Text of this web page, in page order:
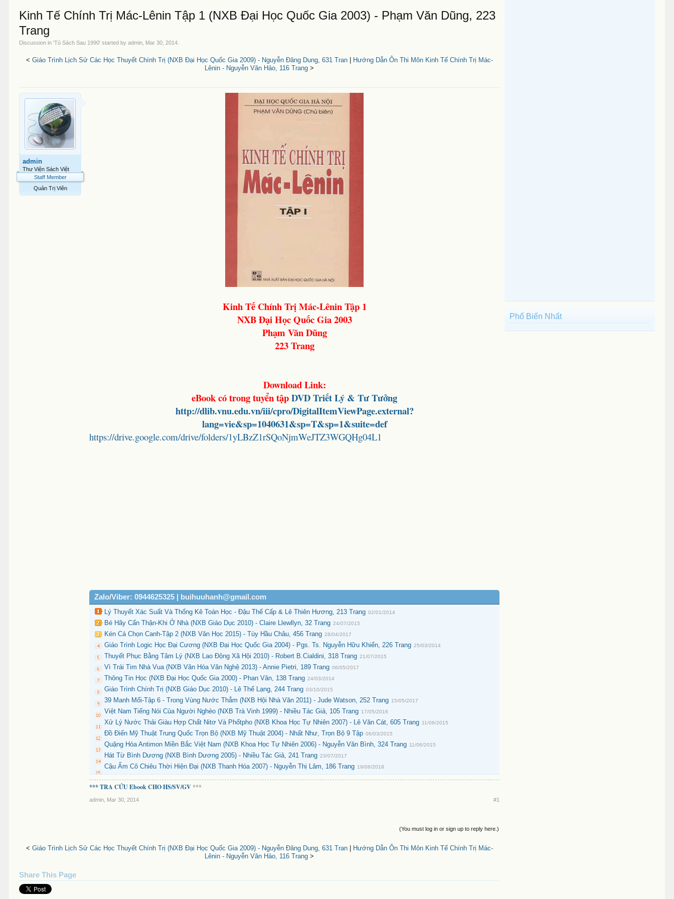
Kinh Tế Chính Trị Mác-Lênin Tập 1 (NXB Đại Học Quốc Gia 2003) - Phạm Văn Dũng, 223
Trang
Discussion in 'Tủ Sách Sau 1990' started byadmin Mar 30, 2014
< Giáo Trình Lịch Sử Các Học Thuyết Chính Trị (NXB Đại Học Quốc Gia 2009) - Nguyễn Đăng Dung, 631 Tran|
Hướng Dẫn Ôn Thi Môn Kinh Tế Chính Trị Mác-
Lênin - Nguyễn Văn Hảo, 116 Trang >
admin
Thư Viện Sách Việt
Staff Member
Quản Trị Viên
Kinh Tế Chính Trị Mác-Lênin Tập 1
NXB Đại Học Quốc Gia 2003
Phạm Văn Dũng
223 Trang
Download Link:
eBook có trong tuyển tậpDVD Triết Lý & Tư Tưởng
http://dlib.vnu.edu.vn/iii/cpro/DigitalItemViewPage.external?
lang=vie&sp=1040631&sp=T&sp=1&suite=def
https://drive.google.com/drive/folders/1yLBzZ1rSQoNjmWeJTZ3WGQHg04L1
Zalo/Viber: 0944625325 | buihuuhanh@gmail.com
Lý Thuyết Xác Suất Và Thống Kê Toán Học - Đậu Thế Cấp & Lê Thiên Hương, 213 Trang 02/01/2014
Bé Hãy Cẩn Thận-Khi Ở Nhà (NXB Giáo Dục 2010) - Claire Llewllyn, 32 Trang 24/07/2015
Kén Cá Chọn Canh-Tập 2 (NXB Văn Học 2015) - Tùy Hầu Châu, 456 Trang 28/04/2017
Giáo Trình Logic Học Đại Cương (NXB Đại Học Quốc Gia 2004) - Pgs. Ts. Nguyễn Hữu Khiển, 226 Trang 25/03/2014
Thuyết Phục Bằng Tâm Lý (NXB Lao Động Xã Hội 2010) - Robert B.Cialdini, 318 Trang 21/07/2015
Vì Trái Tim Nhà Vua (NXB Văn Hóa Văn Nghệ 2013) - Annie Pietri, 189 Trang 06/05/2017
Thông Tin Học (NXB Đại Học Quốc Gia 2000) - Phan Văn, 138 Trang 24/03/2014
Giáo Trình Chính Trị (NXB Giáo Dục 2010) - Lê Thế Lạng, 244 Trang 03/10/2015
39 Manh Mối-Tập 6 - Trong Vùng Nước Thẳm (NXB Hội Nhà Văn 2011) - Jude Watson, 252 Trang 15/05/2017
Việt Nam Tiếng Nói Của Người Nghèo (NXB Trà Vinh 1999) - Nhiều Tác Giả, 105 Trang 17/05/2016
Xử Lý Nước Thải Giàu Hợp Chất Nitơ Và Phốtpho (NXB Khoa Học Tự Nhiên 2007) - Lê Văn Cát, 605 Trang 11/06/2015
Đồ Điển Mỹ Thuật Trung Quốc Trọn Bộ (NXB Mỹ Thuật 2004) - Nhất Như, Trọn Bộ 9 Tập 06/03/2015
Quặng Hóa Antimon Miền Bắc Việt Nam (NXB Khoa Học Tự Nhiên 2006) - Nguyễn Văn Bình, 324 Trang 11/06/2015
Hát Từ Bình Dương (NXB Bình Dương 2005) - Nhiều Tác Giả, 241 Trang 23/07/2017
Cậu Ấm Cô Chiêu Thời Hiện Đại (NXB Thanh Hóa 2007) - Nguyễn Thị Lâm, 186 Trang 19/06/2018
*** TRA CỨU Ebook CHO HS/SV/GV ***
admin Mar 30, 2014 #1
(You must log in or sign up to reply here.)
< Giáo Trình Lịch Sử Các Học Thuyết Chính Trị (NXB Đại Học Quốc Gia 2009) - Nguyễn Đăng Dung, 631 Tran|
Hướng Dẫn Ôn Thi Môn Kinh Tế Chính Trị Mác-
Lênin - Nguyễn Văn Hảo, 116 Trang >
Share This Page
Phổ Biến Nhất